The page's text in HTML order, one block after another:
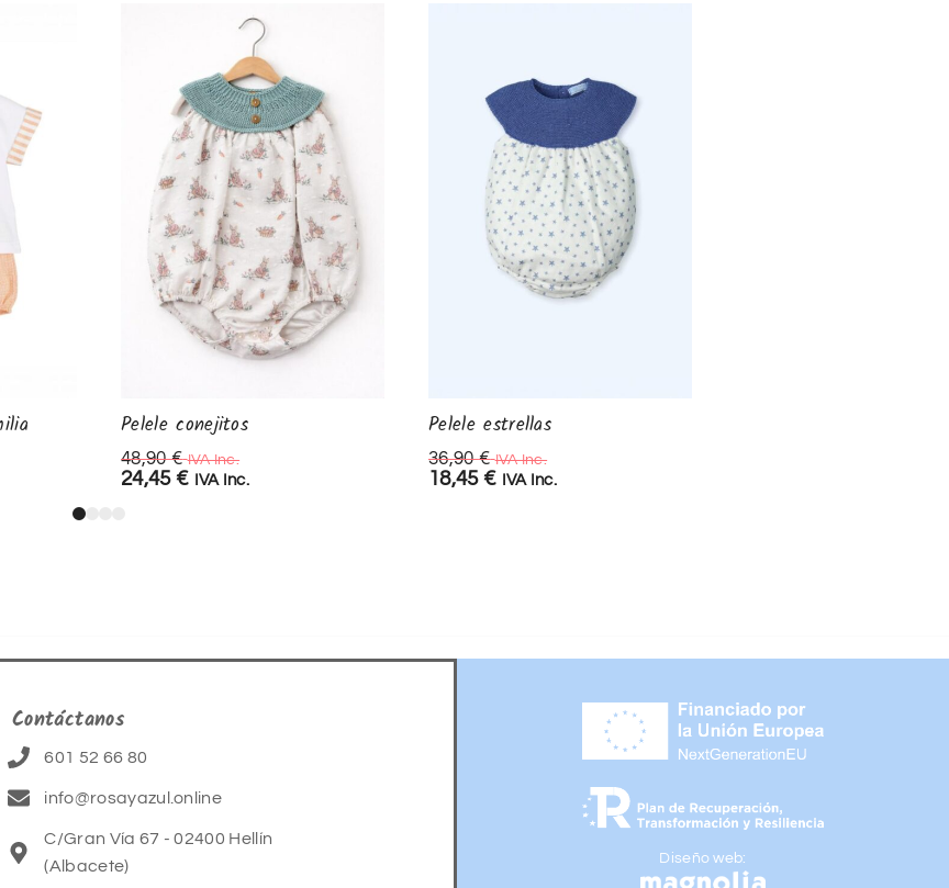
Pelele conejitos
48,90€ IVA Inc.
24,45 € IVA Inc.
Pelele estrellas
36,90€ IVA Inc.
18,45 € IVA Inc.
Contáctanos
601 52 66 80
info@rosayazul.online
C/Gran Vía 67 - 02400 Hellín
(Albacete)
Diseño web: